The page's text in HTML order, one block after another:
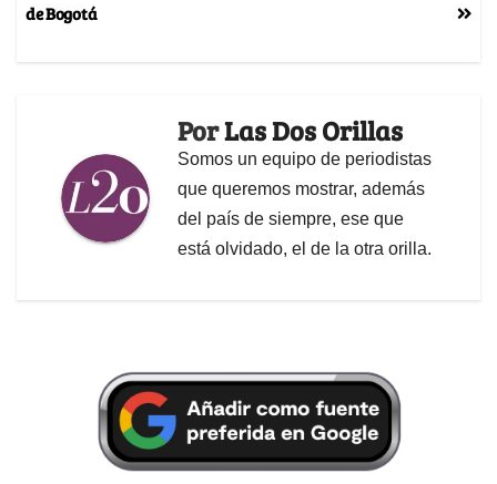
de Bogotá
PorLas Dos Orillas
Somos un equipo de periodistas
que queremos mostrar, además
del país de siempre, ese que
está olvidado, el de la otra orilla.